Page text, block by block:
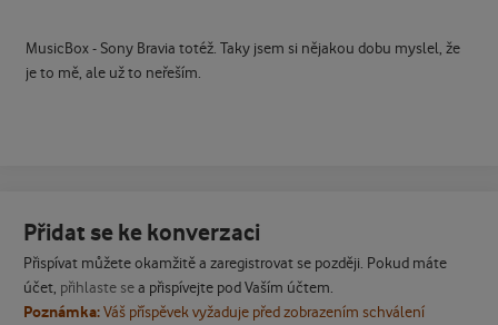
MusicBox - Sony Bravia totéž. Taky jsem si nějakou dobu myslel, že
je to mě, ale už to neřeším.
Přidat se ke konverzaci
Přispívat můžete okamžitě a zaregistrovat se později. Pokud máte
účet, přihlaste sea přispívejte pod Vaším účtem.
Poznámka:Váš příspěvek vyžaduje před zobrazením schválení